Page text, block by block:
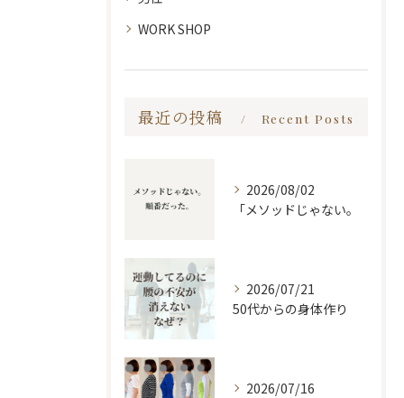
WORK SHOP
最近の投稿 Recent Posts
2026/08/02
「メソッドじゃない。
2026/07/21
50代からの身体作り
2026/07/16